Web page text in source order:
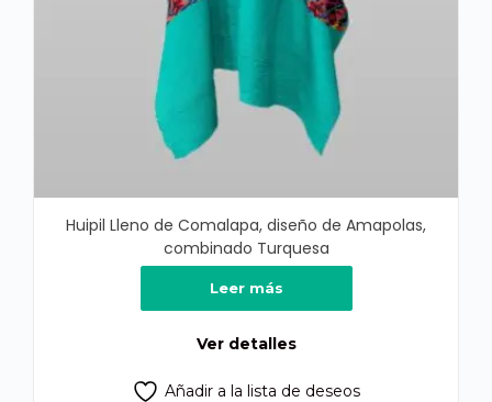
Huipil Lleno de Comalapa, diseño de Amapolas,
combinado Turquesa
Leer más
Ver detalles
Añadir a la lista de deseos